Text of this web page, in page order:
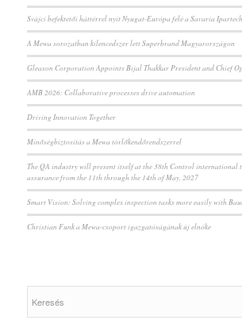
Svájci befektetői háttérrel nyit Nyugat-Európa felé a Savaria
A Mewa sorozatban kilencedszer lett Superbrand Magyarországon
Gleason Corporation Appoints Bijal Thakkar President and Chief
AMB 2026: Collaborative processes drive automation
Driving Innovation Together
Minőségbiztosítás a Mewa törlőkendőrendszerrel
The QA industry will present itself at the 38th Control
assurance from the 11th through the 14th of May, 2027
Smart Vision: Solving complex inspection tasks more easily with
Christian Funk a Mewa-csoport igazgatóságának új elnöke